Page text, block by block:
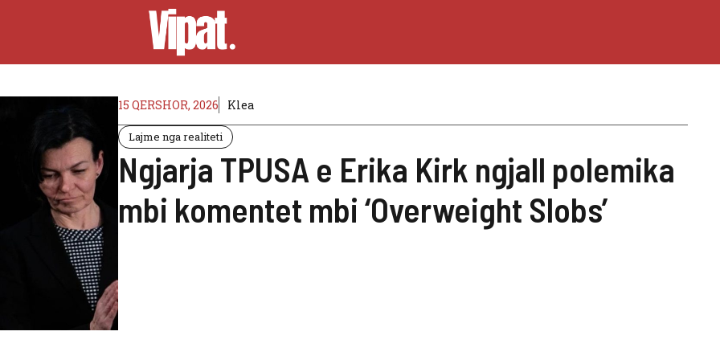
15 QERSHOR, 2026 Klea
Lajme nga realiteti
Ngjarja TPUSA e Erika Kirk ngjall polemika
mbi komentet mbi ‘Overweight Slobs’